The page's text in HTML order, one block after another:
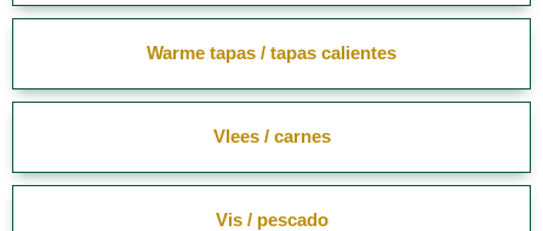
Warme tapas / tapas calientes
Vlees / carnes
Vis / pescado